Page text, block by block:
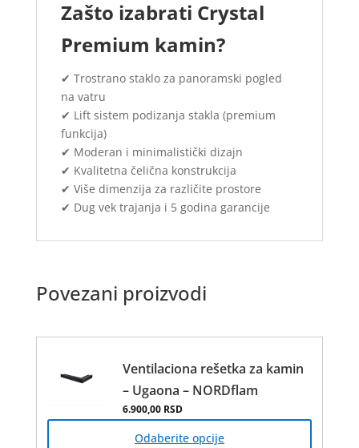
Zašto izabrati Crystal
Premium kamin?
✔ Trostrano staklo za panoramski pogled
na vatru
✔ Lift sistem podizanja stakla (premium
funkcija)
✔ Moderan i minimalistički dizajn
✔ Kvalitetna čelična konstrukcija
✔ Više dimenzija za različite prostore
✔ Dug vek trajanja i 5 godina garancije
Povezani proizvodi
Ventilaciona rešetka za kamin
– Ugaona – NORDflam
6.900,00 RSD
Odaberite opcije